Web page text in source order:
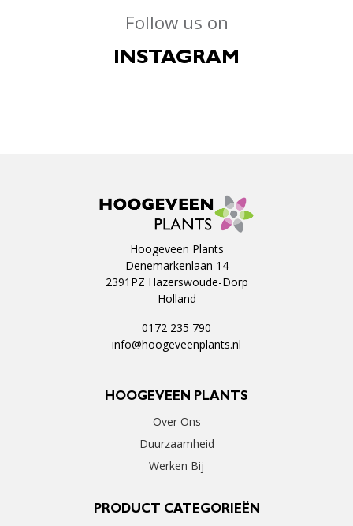
Follow us on
INSTAGRAM
Hoogeveen Plants
Denemarkenlaan 14
2391PZ Hazerswoude-Dorp
Holland
0172 235 790
info@hoogeveenplants.nl
HOOGEVEEN PLANTS
Over Ons
Duurzaamheid
Werken Bij
PRODUCT CATEGORIEËN